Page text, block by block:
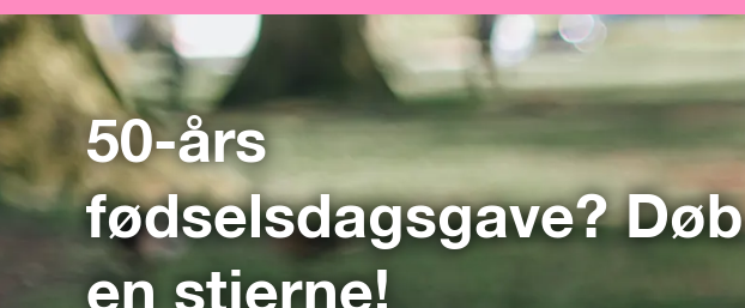
50-års
fødselsdagsgave? Døb
en stjerne!